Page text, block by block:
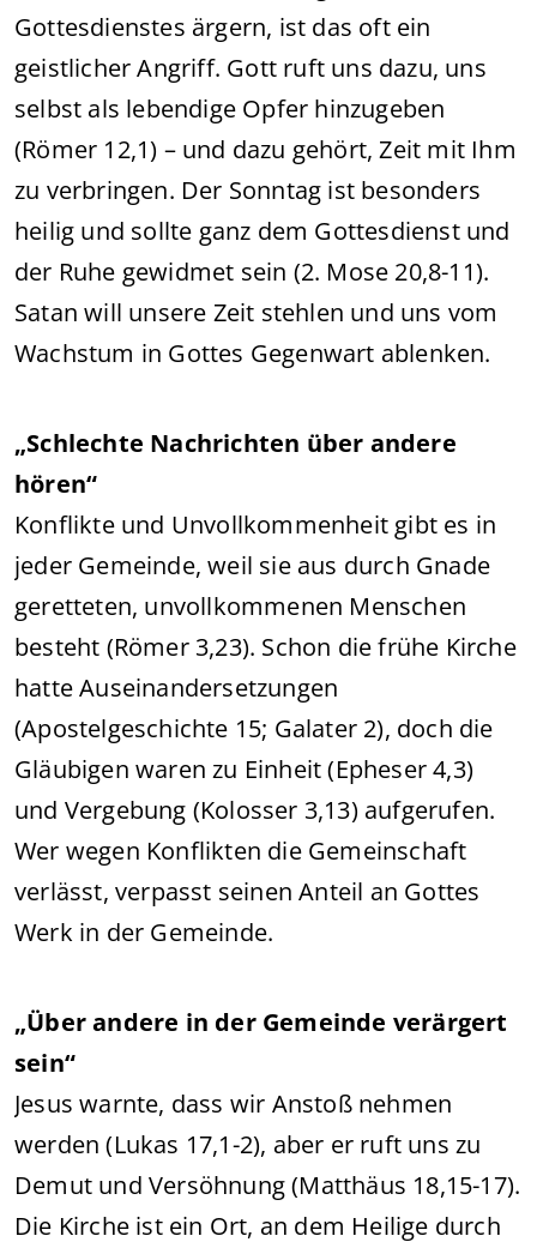
Gottesdienstes ärgern, ist das oft ein
geistlicher Angriff. Gott ruft uns dazu, uns
selbst als lebendige Opfer hinzugeben
(Römer 12,1) – und dazu gehört, Zeit mit Ihm
zu verbringen. Der Sonntag ist besonders
heilig und sollte ganz dem Gottesdienst und
der Ruhe gewidmet sein (2. Mose 20,8-11).
Satan will unsere Zeit stehlen und uns vom
Wachstum in Gottes Gegenwart ablenken.
„Schlechte Nachrichten über andere
hören“
Konflikte und Unvollkommenheit gibt es in
jeder Gemeinde, weil sie aus durch Gnade
geretteten, unvollkommenen Menschen
besteht (Römer 3,23). Schon die frühe Kirche
hatte Auseinandersetzungen
(Apostelgeschichte 15; Galater 2), doch die
Gläubigen waren zu Einheit (Epheser 4,3)
und Vergebung (Kolosser 3,13) aufgerufen.
Wer wegen Konflikten die Gemeinschaft
verlässt, verpasst seinen Anteil an Gottes
Werk in der Gemeinde.
„Über andere in der Gemeinde verärgert
sein“
Jesus warnte, dass wir Anstoß nehmen
werden (Lukas 17,1-2), aber er ruft uns zu
Demut und Versöhnung (Matthäus 18,15-17).
Die Kirche ist ein Ort, an dem Heilige durch